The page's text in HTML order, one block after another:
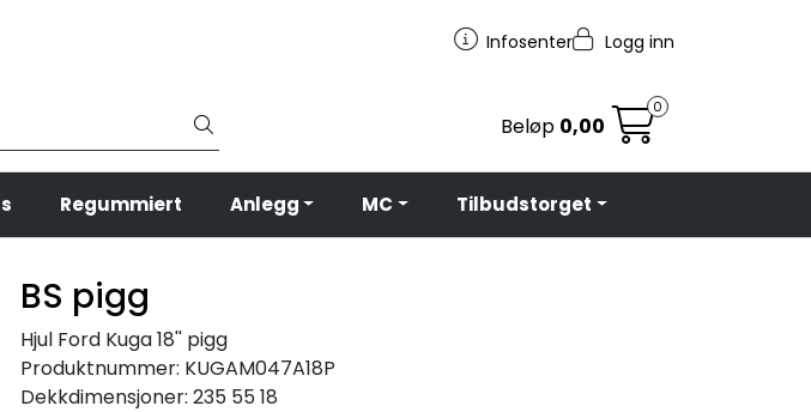
Infosenter Logg inn
Beløp 0,00
0
Regummiert Anlegg MC Tilbudstorget
BS pigg
Hjul Ford Kuga 18'' pigg
Produktnummer: KUGAM047A18P
Dekkdimensjoner: 235 55 18